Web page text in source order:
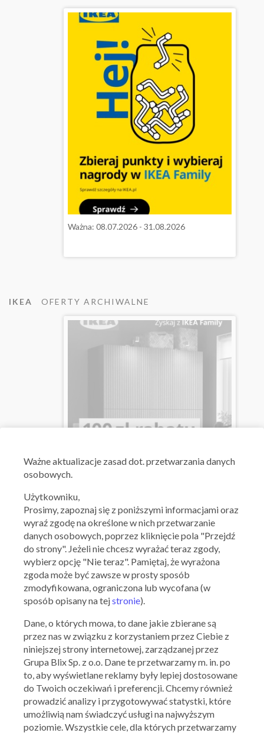
Ważna: 08.07.2026 - 31.08.2026
IKEA OFERTY ARCHIWALNE
Ważna: 07.07.2026 - 31.07.2026
Ważne aktualizacje zasad dot. przetwarzania danych
osobowych.
Użytkowniku,
Prosimy, zapoznaj się z poniższymi informacjami oraz
wyraź zgodę na określone w nich przetwarzanie
danych osobowych, poprzez kliknięcie pola "Przejdź
do strony". Jeżeli nie chcesz wyrażać teraz zgody,
wybierz opcję "Nie teraz". Pamiętaj, że wyrażona
zgoda może być zawsze w prosty sposób
zmodyfikowana, ograniczona lub wycofana (w
sposób opisany na tejstronie).
Dane, o których mowa, to dane jakie zbierane są
przez nas w związku z korzystaniem przez Ciebie z
niniejszej strony internetowej, zarządzanej przez
Grupa Blix Sp. z o.o. Dane te przetwarzamy m. in. po
to, aby wyświetlane reklamy były lepiej dostosowane
do Twoich oczekiwań i preferencji. Chcemy również
prowadzić analizy i przygotowywać statystki, które
umożliwią nam świadczyć usługi na najwyższym
poziomie. Wszystkie cele, dla których przetwarzamy